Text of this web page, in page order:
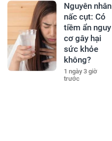
Nguyên nhân
nấc cụt: Có
tiềm ẩn nguy
cơ gây hại
sức khỏe
không?
1 ngày 3 giờ
trước